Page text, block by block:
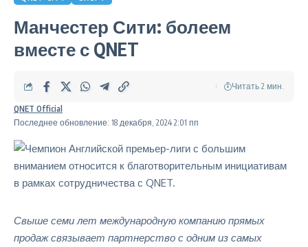
Манчестер Сити: болеем
вместе с QNET
Последнее обновление: 18 декабря, 2024 2:01 пп
QNET Official
Читать 2 мин.
Свыше семи лет международную компанию прямых
продаж связывает партнерство с одним из самых